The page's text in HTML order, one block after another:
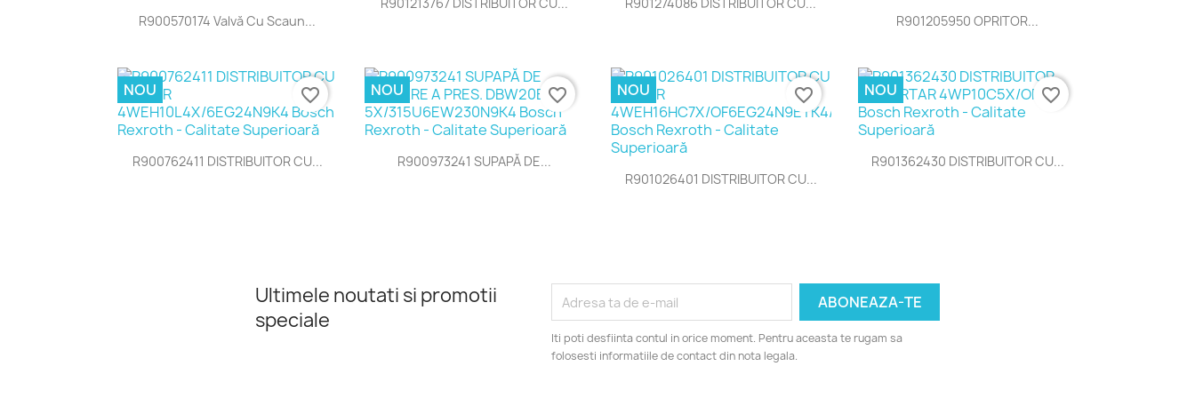
Vizualizare rapida
R900570174 Valvă Cu Scaun... Vizualizare rapida
R901205950 OPRITOR...
Vizualizare rapida
R900762411 DISTRIBUITOR CU...
NOU favorite_border
Vizualizare rapida
R900973241 SUPAPĂ DE...
NOU favorite_border
Vizualizare rapida
R901026401 DISTRIBUITOR CU...
NOU favorite_border
Vizualizare rapida
R901362430 DISTRIBUITOR CU...
NOU favorite_border
Ultimele noutati si promotii
speciale
Iti poti desfiinta contul in orice moment. Pentru aceasta te rugam sa
folosesti informatiile de contact din nota legala.